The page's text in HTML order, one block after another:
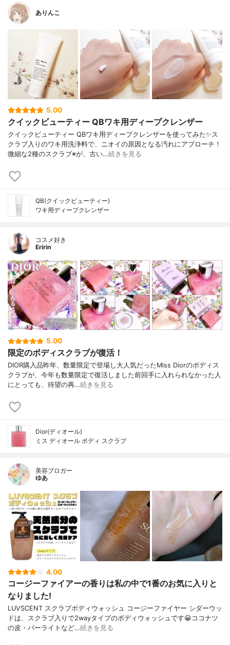
ありんこ
5.00
クイックビューティー QBワキ用ディープクレンザー
クイックビューティー QBワキ用ディープクレンザーを使ってみた✨ス
クラブ入りのワキ用洗浄料で、ニオイの原因となる汚れにアプローチ！
微細な2種のスクラブ※が、古い…続きを見る
QB(クイックビューティー)
ワキ用ディープクレンザー
コスメ好き
Eririn
5.00
限定のボディスクラブが復活！
DIOR購入品昨年、数量限定で登場し大人気だったMiss Diorのボディス
クラブが、今年も数量限定で復活しました前回手に入れられなかった人
にとっても、待望の再…続きを見る
Dior(ディオール)
ミス ディオール ボディ スクラブ
美容ブロガー
ゆあ
4.00
コージーファイアーの香りは私の中で1番のお気に入りと
なりました!
LUVSCENT スクラブボディウォッシュ コージーファイヤー シダーウッ
ドは、スクラブ入りで2wayタイプのボディウォッシュです😀ココナツ
の皮・パーライトなど…続きを見る